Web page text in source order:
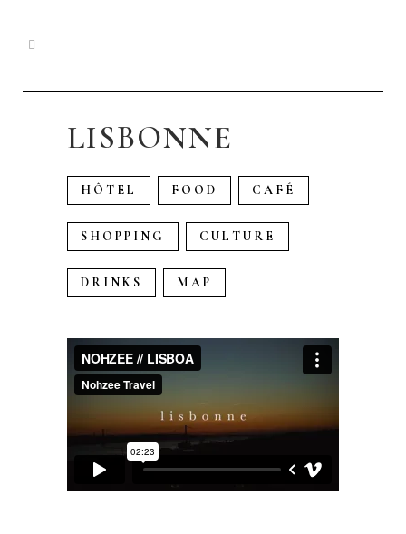
LISBONNE
HÔTEL FOOD CAFÉ
SHOPPING CULTURE
DRINKS MAP